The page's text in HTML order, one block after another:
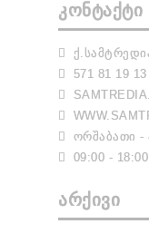
ᲙᲝᲜᲢᲐᲥᲢᲘ
571 81 19 13
ᲝᲠᲨᲐᲑᲐᲗᲘ -
09:00 - 18:00
ᲐᲠᲥᲘᲕᲘ